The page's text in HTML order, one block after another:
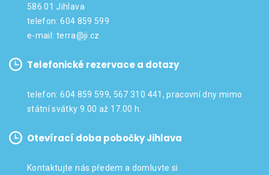
586 01 Jihlava
telefon: 604 859 599
e-mail: terra@ji.cz
Telefonické rezervace a dotazy
telefon: 604 859 599, 567 310 441, pracovní dny mimo
státní svátky 9.00 až 17.00 h.
Otevírací doba pobočky Jihlava
Kontaktujte nás předem a domluvte si